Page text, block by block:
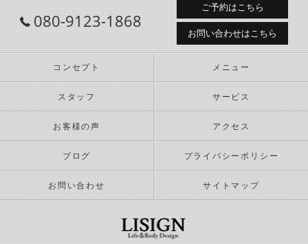
080-9123-1868
ご予約はこちら
お問い合わせはこちら
コンセプト メニュー
スタッフ サービス
お客様の声 アクセス
ブログ プライバシーポリシー
お問い合わせ サイトマップ